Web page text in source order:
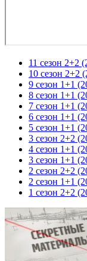
11 сезон 2+2
10 сезон 2+2
9 сезон 1+1
8 сезон 1+1
7 сезон 1+1
6 сезон 1+1
5 сезон 1+1
3 сезон 2+2
4 сезон 1+1
3 сезон 1+1
2 сезон 2+2
2 сезон 1+1
1 сезон 2+2